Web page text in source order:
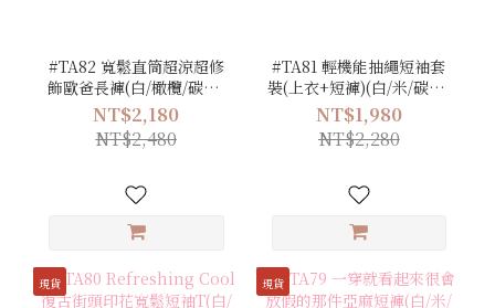
#TA82 寬鬆直筒超涼超修
飾歐爸長褲(白/橄欖/碳灰/
黑)
NT$2,180
NT$2,480
#TA81 輕機能抽繩短袖套
裝(上衣+短褲)(白/米/碳灰/
黑)
NT$1,980
NT$2,280
現貨 現貨